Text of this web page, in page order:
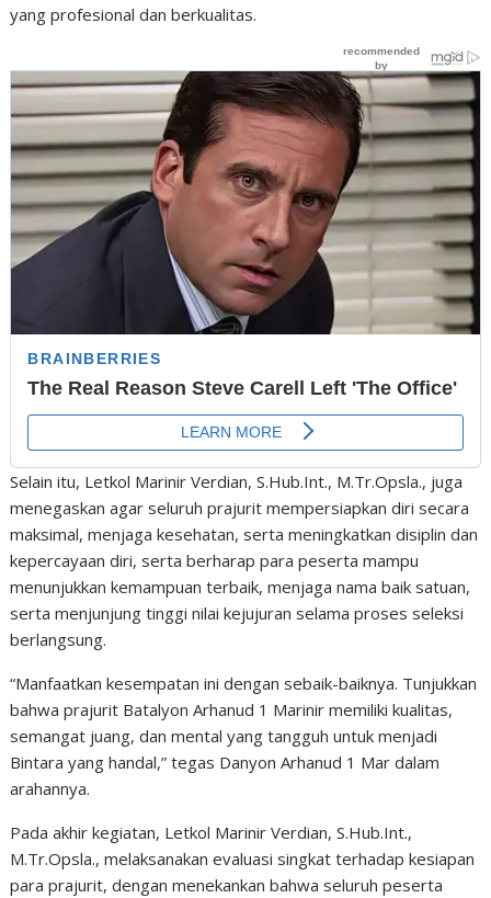
yang profesional dan berkualitas.
Selain itu, Letkol Marinir Verdian, S.Hub.Int., M.Tr.Opsla., juga
menegaskan agar seluruh prajurit mempersiapkan diri secara
maksimal, menjaga kesehatan, serta meningkatkan disiplin dan
kepercayaan diri, serta berharap para peserta mampu
menunjukkan kemampuan terbaik, menjaga nama baik satuan,
serta menjunjung tinggi nilai kejujuran selama proses seleksi
berlangsung.
“Manfaatkan kesempatan ini dengan sebaik-baiknya. Tunjukkan
bahwa prajurit Batalyon Arhanud 1 Marinir memiliki kualitas,
semangat juang, dan mental yang tangguh untuk menjadi
Bintara yang handal,” tegas Danyon Arhanud 1 Mar dalam
arahannya.
Pada akhir kegiatan, Letkol Marinir Verdian, S.Hub.Int.,
M.Tr.Opsla., melaksanakan evaluasi singkat terhadap kesiapan
para prajurit, dengan menekankan bahwa seluruh peserta